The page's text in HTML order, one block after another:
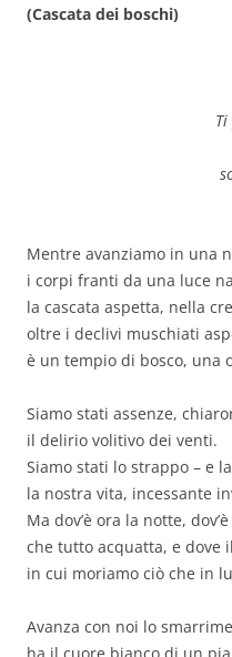
(Cascata dei boschi)
Mentre avanziamo in una
i corpi franti da una luce
la cascata aspetta, nella
oltre i declivi muschiati
è un tempio di bosco, una
Siamo stati assenze,
il delirio volitivo dei venti.
Siamo stati lo strappo – e
la nostra vita, incessante
Ma dov’è ora la notte,
che tutto acquatta, e dove
in cui moriamo ciò che in
Avanza con noi lo